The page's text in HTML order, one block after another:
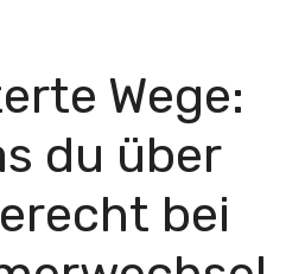
Wege:
du über
bei